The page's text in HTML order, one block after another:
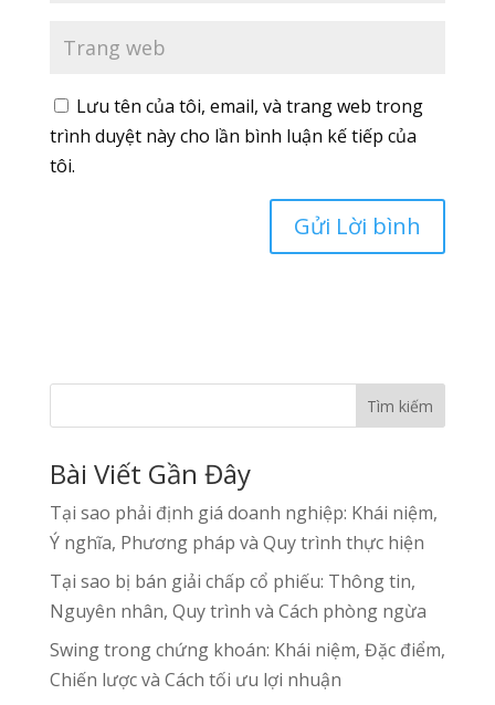
Lưu tên của tôi, email, và trang web trong
trình duyệt này cho lần bình luận kế tiếp của
tôi.
Tìm kiếm
Bài Viết Gần Đây
Tại sao phải định giá doanh nghiệp: Khái niệm,
Ý nghĩa, Phương pháp và Quy trình thực hiện
Tại sao bị bán giải chấp cổ phiếu: Thông tin,
Nguyên nhân, Quy trình và Cách phòng ngừa
Swing trong chứng khoán: Khái niệm, Đặc điểm,
Chiến lược và Cách tối ưu lợi nhuận